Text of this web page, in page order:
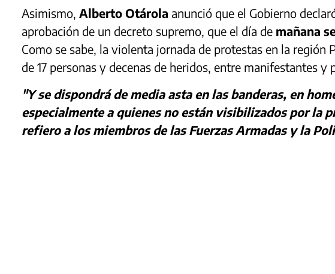
Asimismo,Alberto Otárola anunció que el Gobierno
aprobación de un decreto supremo, que el día de mañana
Como se sabe, la violenta jornada de protestas en la región
de 17 personas y decenas de heridos, entre manifestantes y
"Y se dispondrá de media asta en las banderas, en
especialmente a quienes no están visibilizados por la
refiero a los miembros de las Fuerzas Armadas y la